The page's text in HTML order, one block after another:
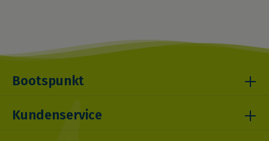
Bootspunkt
Kundenservice